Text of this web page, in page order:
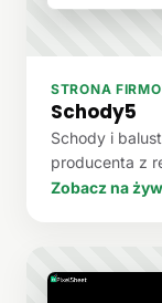
STRONA
Schody5
Schody i
producenta z
Zobacz na